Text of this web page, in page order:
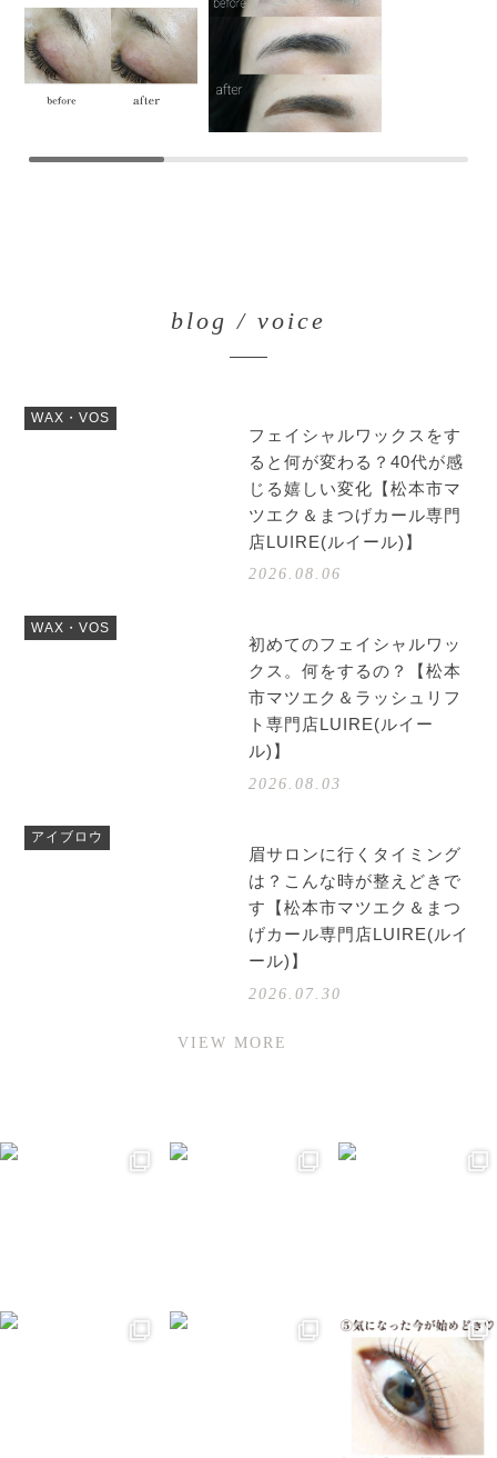
blog / voice
WAX・VOS
フェイシャルワックスをす
ると何が変わる？40代が感
じる嬉しい変化【松本市マ
ツエク＆まつげカール専門
店LUIRE(ルイール)】
2026.08.06
WAX・VOS
初めてのフェイシャルワッ
クス。何をするの？【松本
市マツエク＆ラッシュリフ
ト専門店LUIRE(ルイー
ル)】
2026.08.03
アイブロウ
眉サロンに行くタイミング
は？こんな時が整えどきで
す【松本市マツエク＆まつ
げカール専門店LUIRE(ルイ
ール)】
2026.07.30
VIEW MORE